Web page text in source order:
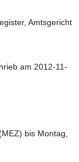
Amtsgericht
am 2012-11-
bis Montag,